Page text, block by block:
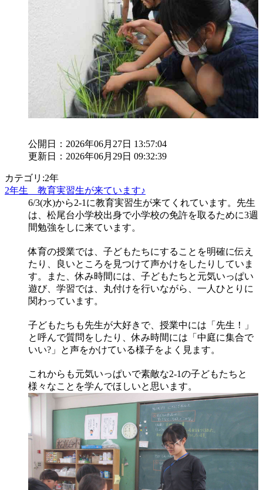
公開日：2026年06月27日 13:57:04
更新日：2026年06月29日 09:32:39
カテゴリ:2年
2年生 教育実習生が来ています♪
6/3(水)から2-1に教育実習生が来てくれています。先生
は、松尾台小学校出身で小学校の免許を取るために3週
間勉強をしに来ています。
体育の授業では、子どもたちにすることを明確に伝え
たり、良いところを見つけて声かけをしたりしていま
す。また、休み時間には、子どもたちと元気いっぱい
遊び、学習では、丸付けを行いながら、一人ひとりに
関わっています。
子どもたちも先生が大好きで、授業中には「先生！」
と呼んで質問をしたり、休み時間には「中庭に集合で
いい?」と声をかけている様子をよく見ます。
これからも元気いっぱいで素敵な2-1の子どもたちと
様々なことを学んでほしいと思います。